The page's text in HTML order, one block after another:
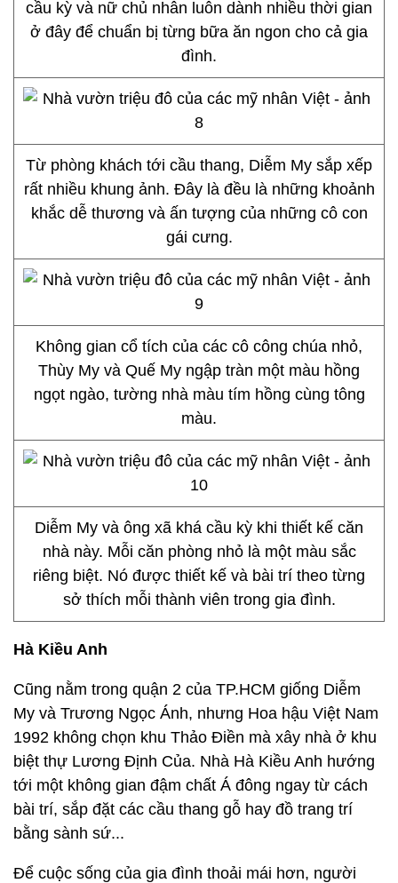
cầu kỳ và nữ chủ nhân luôn dành nhiều thời gian
ở đây để chuẩn bị từng bữa ăn ngon cho cả gia
đình.
Từ phòng khách tới cầu thang, Diễm My sắp xếp
rất nhiều khung ảnh. Đây là đều là những khoảnh
khắc dễ thương và ấn tượng của những cô con
gái cưng.
Không gian cổ tích của các cô công chúa nhỏ,
Thùy My và Quế My ngập tràn một màu hồng
ngọt ngào, tường nhà màu tím hồng cùng tông
màu.
Diễm My và ông xã khá cầu kỳ khi thiết kế căn
nhà này. Mỗi căn phòng nhỏ là một màu sắc
riêng biệt. Nó được thiết kế và bài trí theo từng
sở thích mỗi thành viên trong gia đình.
Hà Kiều Anh
Cũng nằm trong quận 2 của TP.HCM giống Diễm
My và Trương Ngọc Ánh, nhưng Hoa hậu Việt Nam
1992 không chọn khu Thảo Điền mà xây nhà ở khu
biệt thự Lương Định Của. Nhà Hà Kiều Anh hướng
tới một không gian đậm chất Á đông ngay từ cách
bài trí, sắp đặt các cầu thang gỗ hay đồ trang trí
bằng sành sứ...
Để cuộc sống của gia đình thoải mái hơn, người